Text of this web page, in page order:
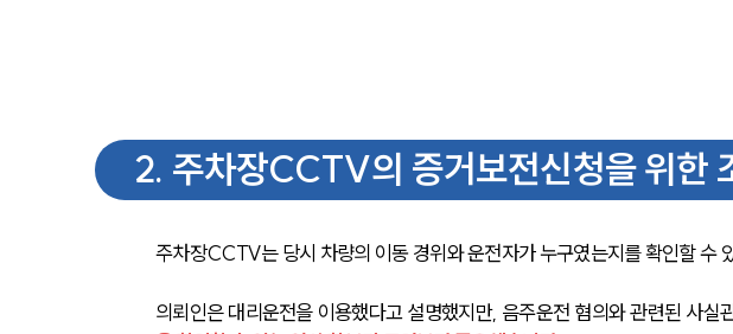
2. 주차장CCTV의 증거보전신청을 위한
주차장CCTV는 당시 차량의 이동 경위와 운전자가 누구였는지를 확인할 수
의뢰인은 대리운전을 이용했다고 설명했지만, 음주운전 혐의와 관련된 사실